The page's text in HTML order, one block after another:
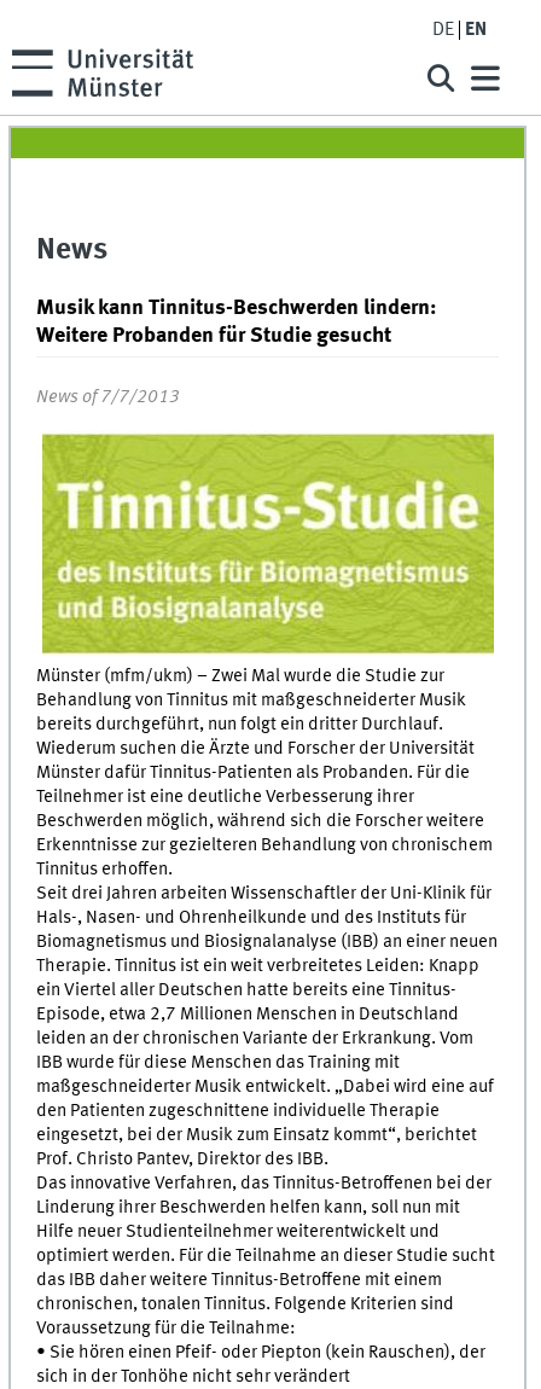
DE EN
News
Musik kann Tinnitus-Beschwerden lindern:
Weitere Probanden für Studie gesucht
News of 7/7/2013
Münster (mfm/ukm) – Zwei Mal wurde die Studie zur
Behandlung von Tinnitus mit maßgeschneiderter Musik
bereits durchgeführt, nun folgt ein dritter Durchlauf.
Wiederum suchen die Ärzte und Forscher der Universität
Münster dafür Tinnitus-Patienten als Probanden. Für die
Teilnehmer ist eine deutliche Verbesserung ihrer
Beschwerden möglich, während sich die Forscher weitere
Erkenntnisse zur gezielteren Behandlung von chronischem
Tinnitus erhoffen.
Seit drei Jahren arbeiten Wissenschaftler der Uni-Klinik für
Hals-, Nasen- und Ohrenheilkunde und des Instituts für
Biomagnetismus und Biosignalanalyse (IBB) an einer neuen
Therapie. Tinnitus ist ein weit verbreitetes Leiden: Knapp
ein Viertel aller Deutschen hatte bereits eine Tinnitus-
Episode, etwa 2,7 Millionen Menschen in Deutschland
leiden an der chronischen Variante der Erkrankung. Vom
IBB wurde für diese Menschen das Training mit
maßgeschneiderter Musik entwickelt. „Dabei wird eine auf
den Patienten zugeschnittene individuelle Therapie
eingesetzt, bei der Musik zum Einsatz kommt“, berichtet
Prof. Christo Pantev, Direktor des IBB.
Das innovative Verfahren, das Tinnitus-Betroffenen bei der
Linderung ihrer Beschwerden helfen kann, soll nun mit
Hilfe neuer Studienteilnehmer weiterentwickelt und
optimiert werden. Für die Teilnahme an dieser Studie sucht
das IBB daher weitere Tinnitus-Betroffene mit einem
chronischen, tonalen Tinnitus. Folgende Kriterien sind
Voraussetzung für die Teilnahme:
• Sie hören einen Pfeif- oder Piepton (kein Rauschen), der
sich in der Tonhöhe nicht sehr verändert